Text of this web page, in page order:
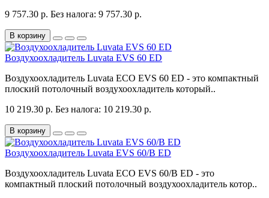
9 757.30 р. Без налога: 9 757.30 р.
В корзину
Воздухоохладитель Luvata EVS 60 ED
Воздухоохладитель Luvata ECO EVS 60 ED - это компактный
плоский потолочный воздухоохладитель который..
10 219.30 р. Без налога: 10 219.30 р.
В корзину
Воздухоохладитель Luvata EVS 60/B ED
Воздухоохладитель Luvata ECO EVS 60/B ED - это
компактный плоский потолочный воздухоохладитель котор..